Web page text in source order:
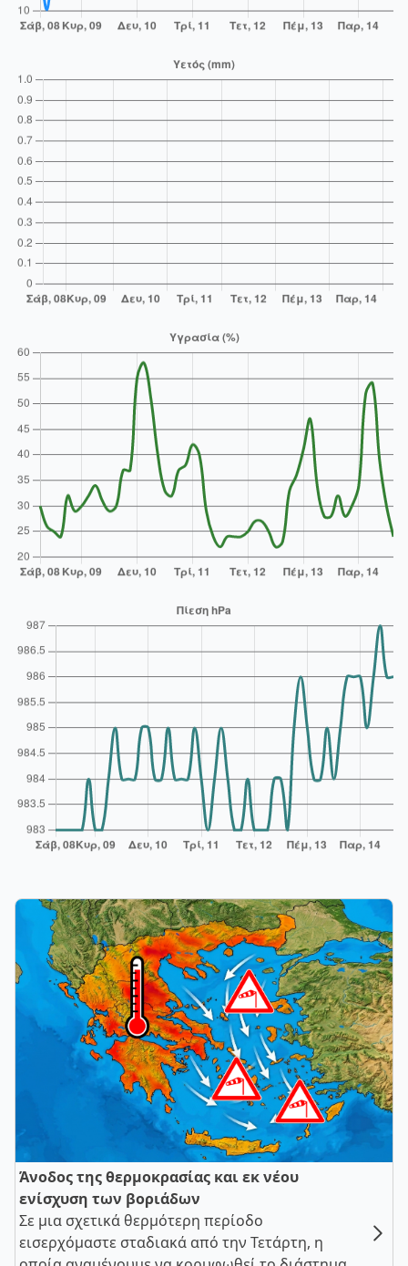
Άνοδος της θερμοκρασίας και εκ νέου
ενίσχυση των βοριάδων
Σε μια σχετικά θερμότερη περίοδο
εισερχόμαστε σταδιακά από την Τετάρτη, η